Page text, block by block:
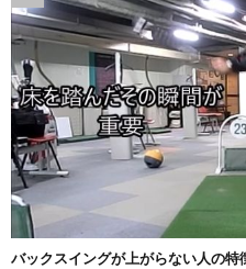
バックスイングが上がらない人の特